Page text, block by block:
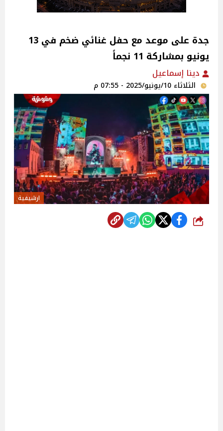
جدة على موعد مع حفل غنائي ضخم في 13
يونيو بمشاركة 11 نجماً‎
دينا إسماعيل
الثلاثاء 10/يونيو/2025 - 07:55 م
ارشيفية
شارك